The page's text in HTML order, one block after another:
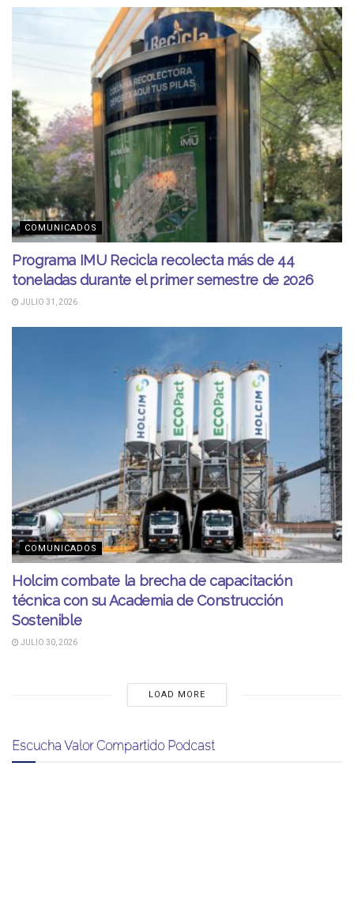
COMUNICADOS
Programa IMU Recicla recolecta más de 44
toneladas durante el primer semestre de 2026
JULIO 31, 2026
COMUNICADOS
Holcim combate la brecha de capacitación
técnica con su Academia de Construcción
Sostenible
JULIO 30, 2026
LOAD MORE
Escucha Valor Compartido Podcast